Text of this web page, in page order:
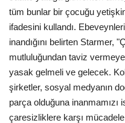
tüm bunlar bir çocuğu
ifadesini kullandı.
inandığını belirten Starmer,
mutluluğundan taviz
yasak gelmeli ve gelecek.
şirketler, sosyal medyanın
parça olduğuna inanmamızı
çaresizliklere karşı